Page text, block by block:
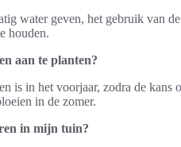
water geven, het gebruik van
houden.
aan te planten?
is in het voorjaar, zodra de
in de zomer.
in mijn tuin?